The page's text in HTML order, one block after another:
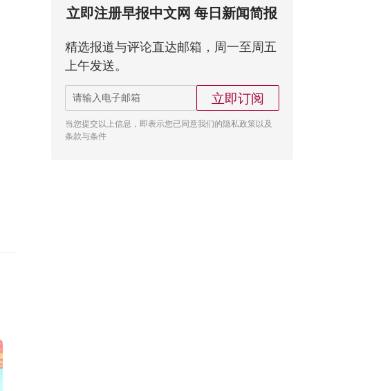
立即注册早报中文网 每日新闻简报
精选报道与评论直达邮箱，周一至周五
上午发送。
立即订阅
当您提交以上信息，即表示您已同意我们的隐私政策以及
条款与条件